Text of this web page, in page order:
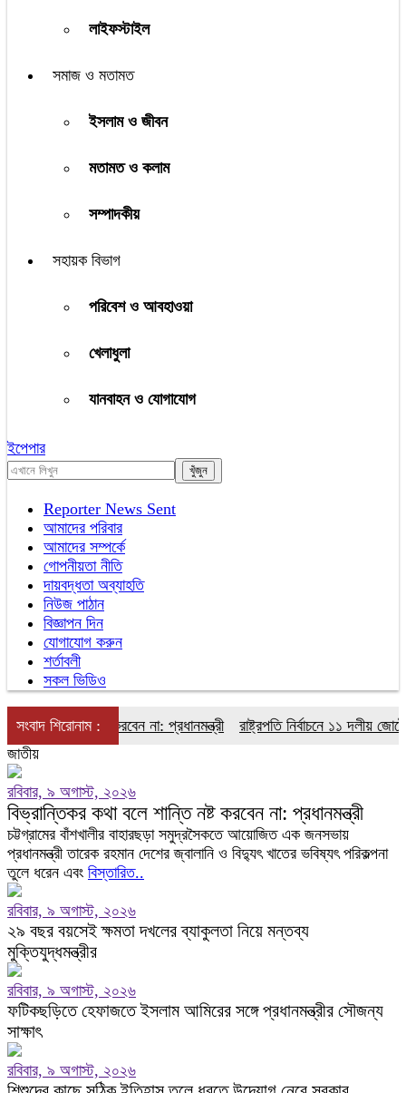
লাইফস্টাইল
সমাজ ও মতামত
ইসলাম ও জীবন
মতামত ও কলাম
সম্পাদকীয়
সহায়ক বিভাগ
পরিবেশ ও আবহাওয়া
খেলাধুলা
যানবাহন ও যোগাযোগ
ইপেপার
Reporter News Sent
আমাদের পরিবার
আমাদের সম্পর্কে
গোপনীয়তা নীতি
দায়বদ্ধতা অব্যাহতি
নিউজ পাঠান
বিজ্ঞাপন দিন
যোগাযোগ করুন
শর্তাবলী
সকল ভিডিও
সংবাদ শিরোনাম :
শান্তি নষ্ট করবেন না: প্রধানমন্ত্রী
রাষ্ট্রপতি নির্বাচনে ১১ দলীয় জোটের
জাতীয়
রবিবার, ৯ অগাস্ট, ২০২৬
বিভ্রান্তিকর কথা বলে শান্তি নষ্ট করবেন না: প্রধানমন্ত্রী
চট্টগ্রামের বাঁশখালীর বাহারছড়া সমুদ্রসৈকতে আয়োজিত এক জনসভায়
প্রধানমন্ত্রী তারেক রহমান দেশের জ্বালানি ও বিদ্যুৎ খাতের ভবিষ্যৎ পরিকল্পনা
তুলে ধরেন এবং বিস্তারিত..
রবিবার, ৯ অগাস্ট, ২০২৬
২৯ বছর বয়সেই ক্ষমতা দখলের ব্যাকুলতা নিয়ে মন্তব্য
মুক্তিযুদ্ধমন্ত্রীর
রবিবার, ৯ অগাস্ট, ২০২৬
ফটিকছড়িতে হেফাজতে ইসলাম আমিরের সঙ্গে প্রধানমন্ত্রীর সৌজন্য
সাক্ষাৎ
রবিবার, ৯ অগাস্ট, ২০২৬